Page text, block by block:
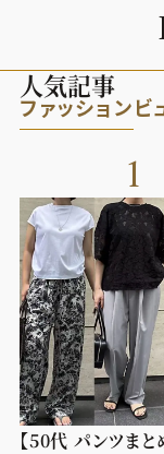
人気記事
ファッション ビ
1
【50代 パンツまと